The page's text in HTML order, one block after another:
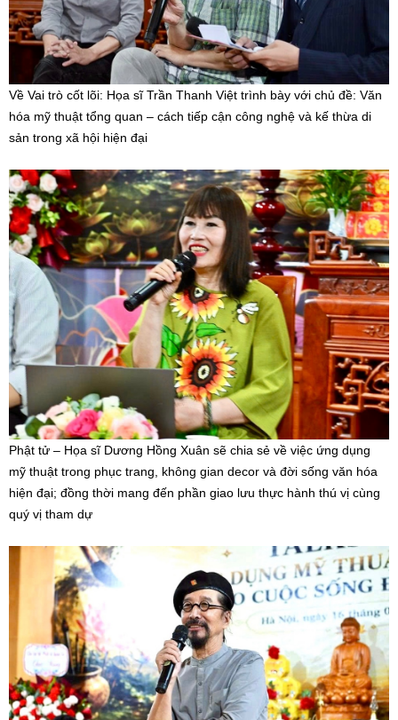
Về Vai trò cốt lõi: Họa sĩ Trần Thanh Việt trình bày với chủ đề: Văn
hóa mỹ thuật tổng quan – cách tiếp cận công nghệ và kế thừa di
sản trong xã hội hiện đại
Phật tử – Họa sĩ Dương Hồng Xuân sẽ chia sẻ về việc ứng dụng
mỹ thuật trong phục trang, không gian decor và đời sống văn hóa
hiện đại; đồng thời mang đến phần giao lưu thực hành thú vị cùng
quý vị tham dự